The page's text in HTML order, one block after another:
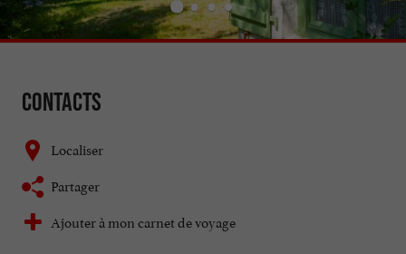
Contacts
Localiser
Partager
Ajouter à mon carnet de voyage